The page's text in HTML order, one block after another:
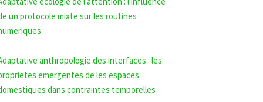
un protocole mixte sur les routines
anthropologie des interfaces : les
emergentes de les espaces
dans contraintes temporelles